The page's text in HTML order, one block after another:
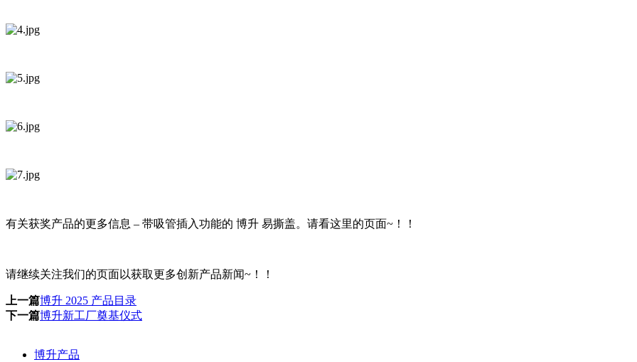
有关获奖产品的更多信息 – 带吸管插入功能的 博升 易撕盖。请看这里的页面~！！
请继续关注我们的页面以获取更多创新产品新闻~！！
上一篇博升 2025 产品目录
下一篇博升新工厂奠基仪式
博升产品